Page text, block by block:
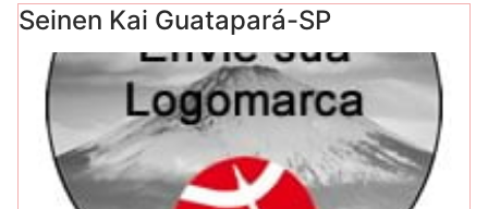
Seinen Kai Guatapará-SP